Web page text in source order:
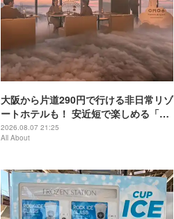
大阪から片道290円で行ける非日常リゾ
ートホテルも！ 安近短で楽しめる「関
西穴場」のおすすめホテル3選
2026.08.07 21:25
All About